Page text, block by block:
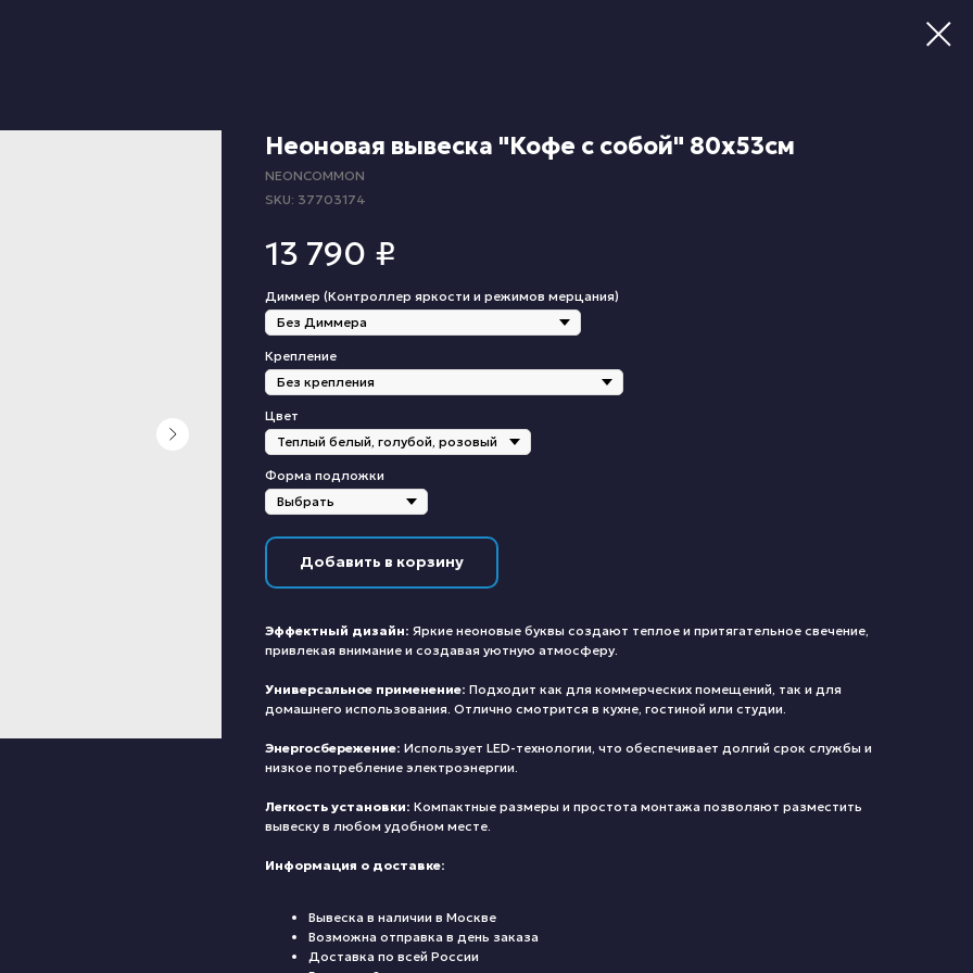
Неоновая вывеска "Кофе с собой" 80х53см
NEONCOMMON
SKU: 37703174
13 790 ₽
Диммер (Контроллер яркости и режимов мерцания)
Крепление
Цвет
Форма подложки
Добавить в корзину
Эффектный дизайн: Яркие неоновые буквы создают теплое и притягательное свечение,
привлекая внимание и создавая уютную атмосферу.
Универсальное применение: Подходит как для коммерческих помещений, так и для
домашнего использования. Отлично смотрится в кухне, гостиной или студии.
Энергосбережение: Использует LED-технологии, что обеспечивает долгий срок службы и
низкое потребление электроэнергии.
Легкость установки: Компактные размеры и простота монтажа позволяют разместить
вывеску в любом удобном месте.
Информация о доставке:
Вывеска в наличии в Москве
Возможна отправка в день заказа
Доставка по всей России